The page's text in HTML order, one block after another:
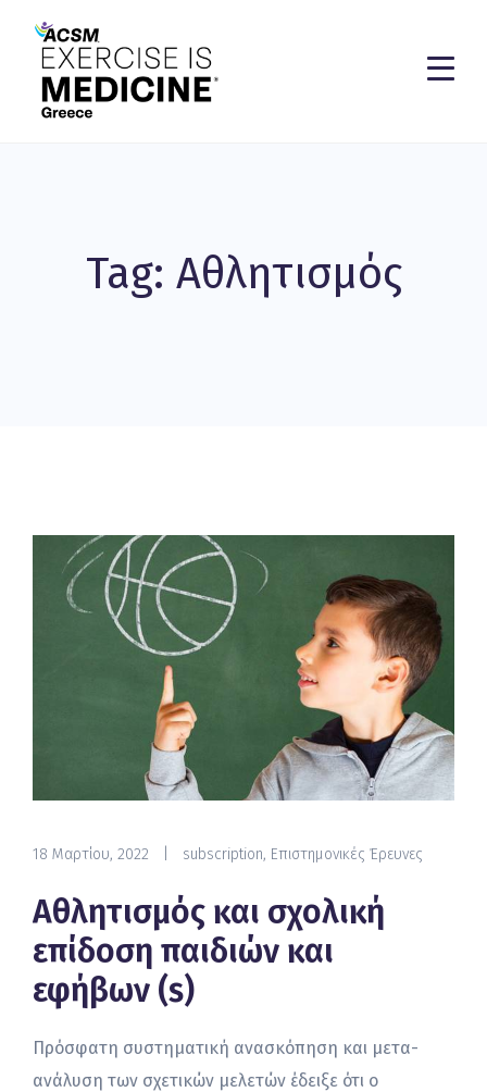
Tag: Αθλητισμός
18 Μαρτίου, 2022 subscription, Επιστημονικές Έρευνες
Αθλητισμός και σχολική
επίδοση παιδιών και
εφήβων (s)
Πρόσφατη συστηματική ανασκόπηση και μετα-
ανάλυση των σχετικών μελετών έδειξε ότι ο